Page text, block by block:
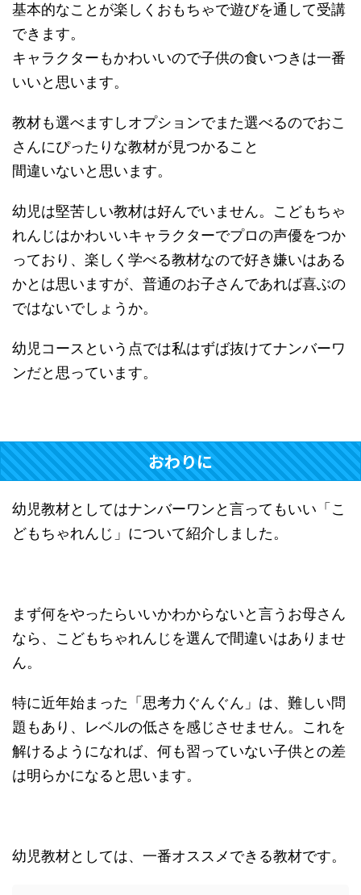
基本的なことが楽しくおもちゃで遊びを通して受講
できます。
キャラクターもかわいいので子供の食いつきは一番
いいと思います。
教材も選べますしオプションでまた選べるのでおこ
さんにぴったりな教材が見つかること
間違いないと思います。
幼児は堅苦しい教材は好んでいません。こどもちゃ
れんじはかわいいキャラクターでプロの声優をつか
っており、楽しく学べる教材なので好き嫌いはある
かとは思いますが、普通のお子さんであれば喜ぶの
ではないでしょうか。
幼児コースという点では私はずば抜けてナンバーワ
ンだと思っています。
おわりに
幼児教材としてはナンバーワンと言ってもいい「こ
どもちゃれんじ」について紹介しました。
まず何をやったらいいかわからないと言うお母さん
なら、こどもちゃれんじを選んで間違いはありませ
ん。
特に近年始まった「思考力ぐんぐん」は、難しい問
題もあり、レベルの低さを感じさせません。これを
解けるようになれば、何も習っていない子供との差
は明らかになると思います。
幼児教材としては、一番オススメできる教材です。